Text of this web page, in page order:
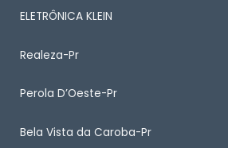
ELETRÔNICA KLEIN
Realeza-Pr
Perola D’Oeste-Pr
Bela Vista da Caroba-Pr